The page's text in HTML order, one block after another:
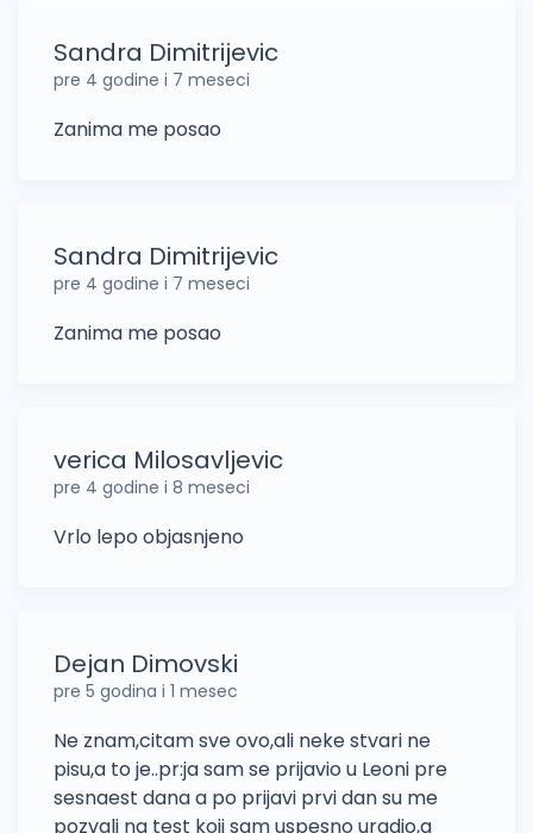
Sandra Dimitrijevic
pre 4 godine i 7 meseci
Zanima me posao
Sandra Dimitrijevic
pre 4 godine i 7 meseci
Zanima me posao
verica Milosavljevic
pre 4 godine i 8 meseci
Vrlo lepo objasnjeno
Dejan Dimovski
pre 5 godina i 1 mesec
Ne znam,citam sve ovo,ali neke stvari ne
pisu,a to je..pr:ja sam se prijavio u Leoni pre
sesnaest dana a po prijavi prvi dan su me
pozvali na test koji sam uspesno uradio,a